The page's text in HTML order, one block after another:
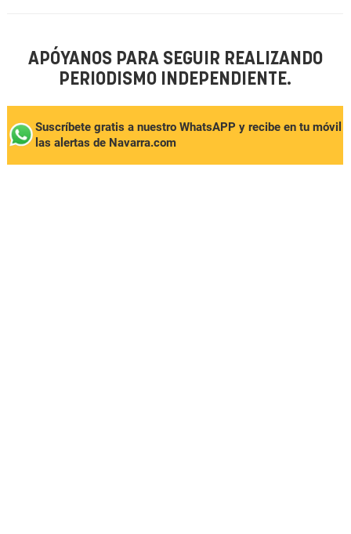
APÓYANOS PARA SEGUIR REALIZANDO
PERIODISMO INDEPENDIENTE.
Suscríbete gratis a nuestro WhatsAPP y recibe en tu móvil
las alertas de Navarra.com